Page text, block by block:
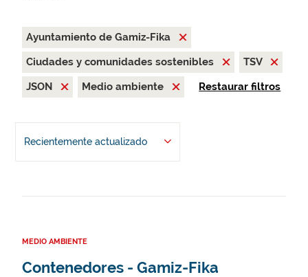
Ayuntamiento de Gamiz-Fika
Ciudades y comunidades sostenibles
TSV
JSON
Medio ambiente Restaurar filtros
Recientemente actualizado
MEDIO AMBIENTE
Contenedores - Gamiz-Fika